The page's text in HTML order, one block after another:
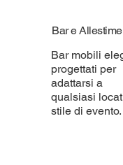
Bar e
Bar mobili
progettati per
adattarsi a
qualsiasi
stile di evento.